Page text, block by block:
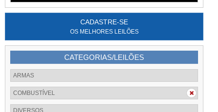
CADASTRE-SE
OS MELHORES LEILÕES
CATEGORIAS/LEILÕES
ARMAS
COMBUSTÍVEL
DIVERSOS